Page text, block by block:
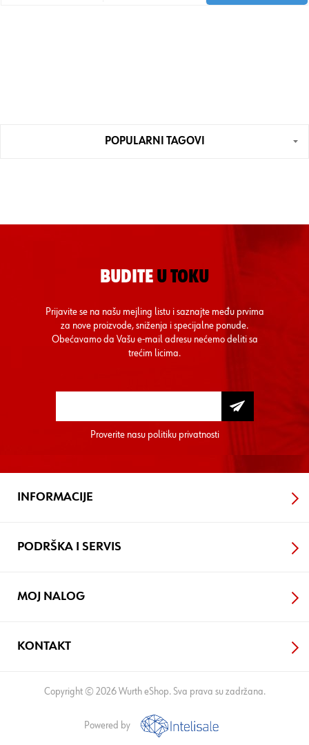
POPULARNI TAGOVI
BUDITE U TOKU
Prijavite se na našu mejling listu i saznajte među prvima
za nove proizvode, sniženja i specijalne ponude.
Obećavamo da Vašu e-mail adresu nećemo deliti sa
trećim licima.
Proverite nasu politiku privatnosti
INFORMACIJE
PODRŠKA I SERVIS
MOJ NALOG
KONTAKT
Copyright © 2026 Wurth eShop. Sva prava su zadržana.
Powered by